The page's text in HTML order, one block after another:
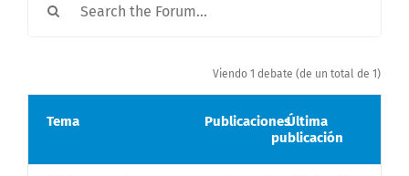
Viendo 1 debate (de un total de 1)
Tema PublicacionesÚltima
publicación